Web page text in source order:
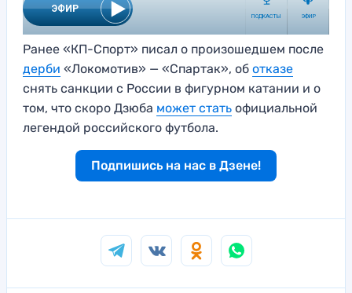
Ранее «КП-Спорт» писал о произошедшем после
дерби «Локомотив» — «Спартак», об отказе
снять санкции с России в фигурном катании и о
том, что скоро Дзюба может стать официальной
легендой российского футбола.
Подпишись на нас в Дзене!